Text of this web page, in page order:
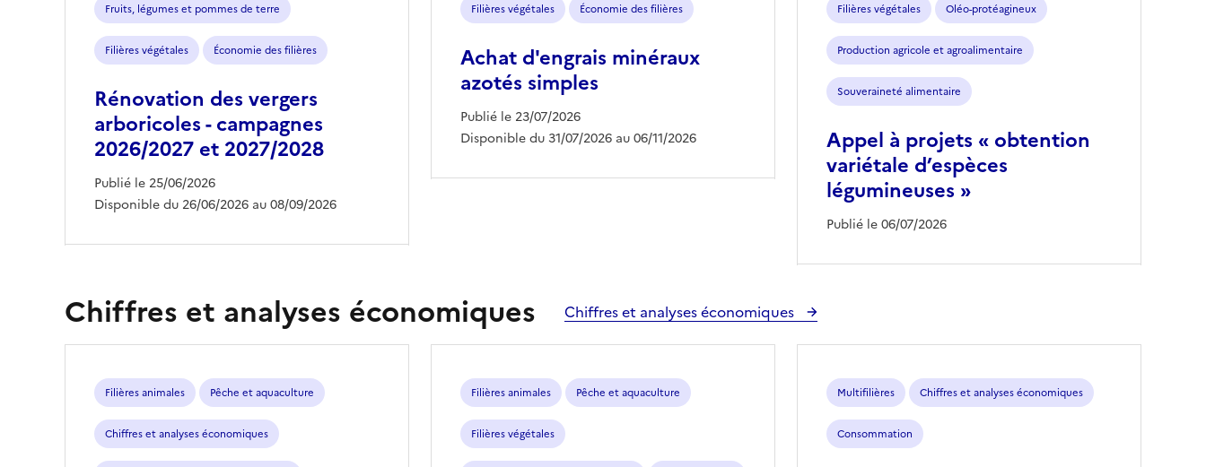
Fruits, légumes et pommes de terre
Filières végétales Économie des filières
Rénovation des vergers
arboricoles - campagnes
2026/2027 et 2027/2028
Publié le 25/06/2026
Disponible du 26/06/2026 au 08/09/2026
Filières végétales Économie des filières
Achat d'engrais minéraux
azotés simples
Publié le 23/07/2026
Disponible du 31/07/2026 au 06/11/2026
Filières végétales Oléo-protéagineux
Production agricole et agroalimentaire
Souveraineté alimentaire
Appel à projets « obtention
variétale d’espèces
légumineuses »
Publié le 06/07/2026
Chiffres et analyses économiques Chiffres et analyses économiques
Filières animales Pêche et aquaculture
Chiffres et analyses économiques
Filières animales Pêche et aquaculture
Filières végétales
Multifilières Chiffres et analyses économiques
Consommation